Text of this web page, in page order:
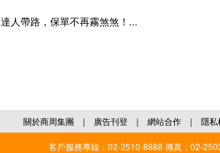
達人帶路，保單不再霧煞煞！...
關於商周集團 ｜ 廣告刊登 ｜ 網站合作 ｜ 隱私
客戶服務專線：02-2510-8888 傳真：02-